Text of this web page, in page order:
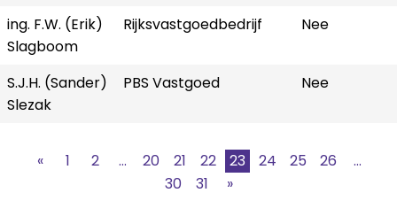
ing. F.W. (Erik)
Slagboom
Rijksvastgoedbedrijf Nee
S.J.H. (Sander)
Slezak
PBS Vastgoed Nee
« 1 2 ... 20 21 22 23 24 25 26
...
30
31 »